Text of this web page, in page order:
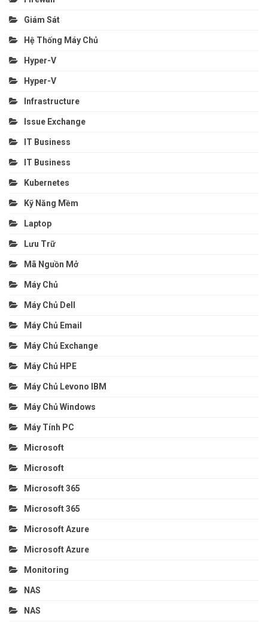
Giám Sát
Hệ Thống Máy Chủ
Hyper-V
Hyper-V
Infrastructure
Issue Exchange
IT Business
IT Business
Kubernetes
Kỹ Năng Mềm
Laptop
Lưu Trữ
Mã Nguồn Mở
Máy Chủ
Máy Chủ Dell
Máy Chủ Email
Máy Chủ Exchange
Máy Chủ HPE
Máy Chủ Levono IBM
Máy Chủ Windows
Máy Tính PC
Microsoft
Microsoft
Microsoft 365
Microsoft 365
Microsoft Azure
Microsoft Azure
Monitoring
NAS
NAS